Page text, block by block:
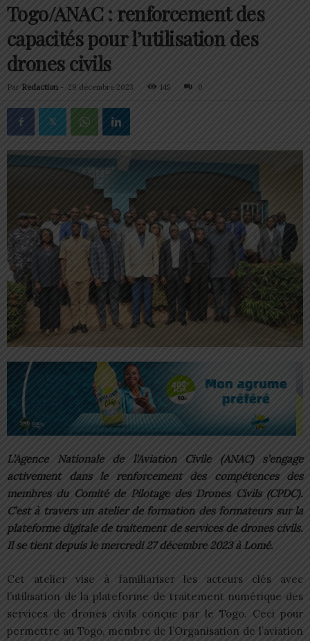
Togo/ANAC : renforcement des
capacités pour l’utilisation des
drones civils
Par Redaction - 29 décembre 2023 145 0
L’Agence Nationale de l’Aviation Civile (ANAC) s’engage
activement dans le renforcement des compétences des
membres du Comité de Pilotage des Drones Civils (CPDC).
C’est à travers un atelier de formation des formateurs sur la
plateforme digitale de traitement de services de drones civils.
Il se tient depuis le mercredi 27 décembre 2023 à Lomé.
Cet atelier vise à familiariser les acteurs clés avec
l’utilisation de la plateforme de traitement numérique des
services de drones civils conçue par le Togo. Ceci pour
permettre au Togo, membre de l’Organisation de l’aviation